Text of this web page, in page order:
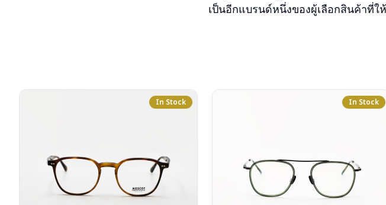
เป็นอีกแบรนด์หนึ่งของผู้เลือกสินค้าที่
In Stock In Stock